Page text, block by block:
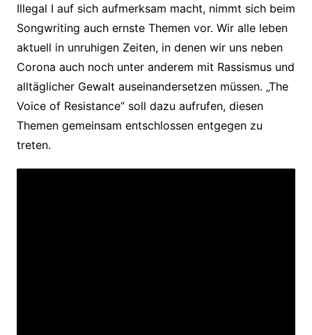
Illegal I auf sich aufmerksam macht, nimmt sich beim
Songwriting auch ernste Themen vor. Wir alle leben
aktuell in unruhigen Zeiten, in denen wir uns neben
Corona auch noch unter anderem mit Rassismus und
alltäglicher Gewalt auseinandersetzen müssen. „The
Voice of Resistance“ soll dazu aufrufen, diesen
Themen gemeinsam entschlossen entgegen zu
treten.